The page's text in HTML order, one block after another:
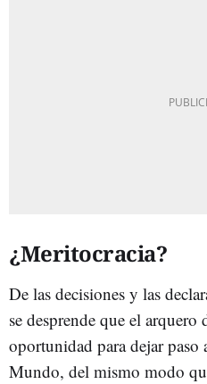
¿Meritocracia?
De las decisiones y las
se desprende que el
oportunidad para dejar paso
Mundo, del mismo modo